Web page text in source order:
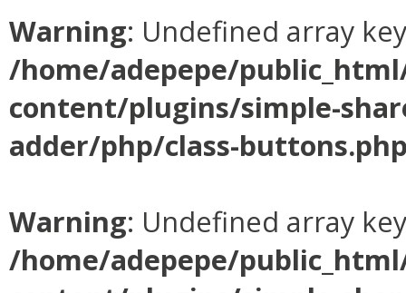
Warning: Undefined array
/home/adepepe/
content/plugins/simple-
adder/php/class-
Warning: Undefined array
/home/adepepe/